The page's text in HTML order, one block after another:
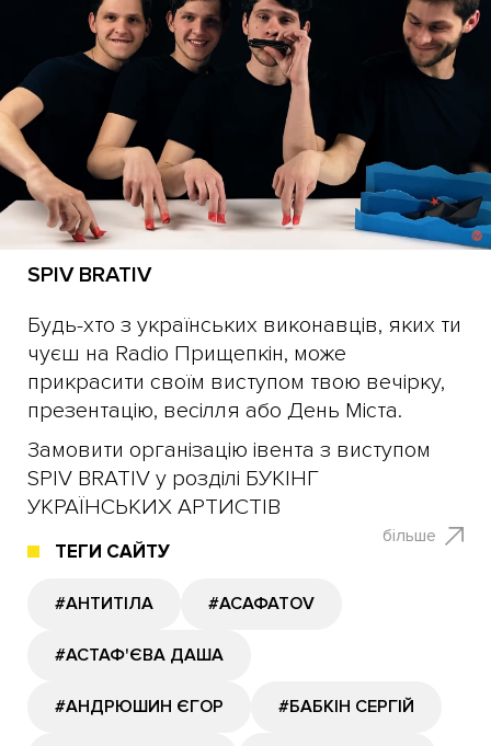
SPIV BRATIV
Будь-хто з українських виконавців, яких ти
чуєш на Radio Прищепкін, може
прикрасити своїм виступом твою вечірку,
презентацію, весілля або День Міста.
Замовити організацію івента з виступом
SPIV BRATIV у розділі БУКІНГ
УКРАЇНСЬКИХ АРТИСТІВ
більше
ТЕГИ САЙТУ
#АНТИТІЛА #АСАФАТОV
#АСТАФ'ЄВА ДАША
#АНДРЮШИН ЄГОР #БАБКІН СЕРГІЙ